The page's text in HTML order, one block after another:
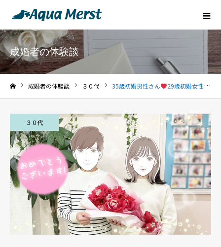
成婚者の体験談
成婚者の体験談 ３０代 35歳初婚男性さん 29歳初婚女性さん
３０代